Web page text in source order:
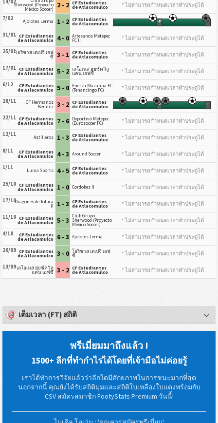
14/02Sherwood (Proyecto
México Soccer) 2 - 2 CF Estudiantes
de Atlacomulco
* ไม่สามารถกำหนดเวลาทำประตูได้
7/02
Ajolotes Lerma 1 - 2 CF Estudiantes
de Atlacomulco HT FT
31/01 CF Estudiantes
de Atlacomulco 4 - 0 Artesanos Metepec
FC II
* ไม่สามารถกำหนดเวลาทำประตูได้
25/01โอริชาส เตเปจิ เอฟ
ซี 3 - 1 CF Estudiantes
de Atlacomulco
* ไม่สามารถกำหนดเวลาทำประตูได้
17/01 CF Estudiantes
de Atlacomulco 5 - 2 เลโอเนส ฮุยซ์ควิลู
แคน เอฟซี
* ไม่สามารถกำหนดเวลาทำประตูได้
6/12
CF Estudiantes
de Atlacomulco 5 - 0 Fuerza Mazahua FC
(Tenancingo FC)
* ไม่สามารถกำหนดเวลาทำประตูได้
28/11
CF Hermanos
Benitez 3 - 2 CF Estudiantes
de Atlacomulco HT FT
22/11 CF Estudiantes
de Atlacomulco 7 - 6 Deportivo Metepec
(Eurosoccer FC)
* ไม่สามารถกำหนดเวลาทำประตูได้
12/11
Astilleros 1 - 3 CF Estudiantes
de Atlacomulco
* ไม่สามารถกำหนดเวลาทำประตูได้
8/11
CF Estudiantes
de Atlacomulco 4 - 3 Around Soccer
* ไม่สามารถกำหนดเวลาทำประตูได้
1/11
Luma Sports 4 - 5 CF Estudiantes
de Atlacomulco
* ไม่สามารถกำหนดเวลาทำประตูได้
25/10 CF Estudiantes
de Atlacomulco 1 - 0 Cordobes II
* ไม่สามารถกำหนดเวลาทำประตูได้
17/10Dragones de Toluca
II 1 - 3 CF Estudiantes
de Atlacomulco
* ไม่สามารถกำหนดเวลาทำประตูได้
11/10 CF Estudiantes
de Atlacomulco 5 - 3 Club Grupo
Sherwood (Proyecto
México Soccer)
* ไม่สามารถกำหนดเวลาทำประตูได้
4/10
CF Estudiantes
de Atlacomulco 6 - 3 Ajolotes Lerma
* ไม่สามารถกำหนดเวลาทำประตูได้
20/09 CF Estudiantes
de Atlacomulco 3 - 0 โอริชาส เตเปจิ เอฟ
ซี
* ไม่สามารถกำหนดเวลาทำประตูได้
13/09เลโอเนส ฮุยซ์ควิลู
แคน เอฟซี 3 - 2 CF Estudiantes
de Atlacomulco * ไม่สามารถกำหนดเวลาทำประตูได้
เต็มเวลา (FT) สถิติ
พรีเมี่ยมมาถึงแล้ว !
1500+ ลีกที่ทำกำไรได้โดยที่เจ้ามือไม่ค่อยรู้
เราได้ทำการวิจัยแล้วว่าลีกใดมีศักยภาพในการชนะมากที่สุด
นอกจากนี้ คุณยังได้รับสถิติมุมและสถิติใบเหลืองใบแดงพร้อมกับ
CSV สมัครสมาชิก FootyStats Premium วันนี้!